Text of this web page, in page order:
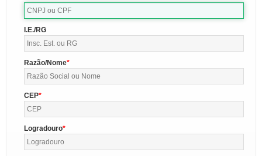
I.E./RG
Razão/Nome
CEP
Logradouro